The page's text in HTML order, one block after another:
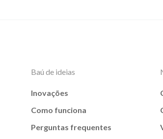
Baú de ideias
Inovações
Como funciona
Perguntas frequentes